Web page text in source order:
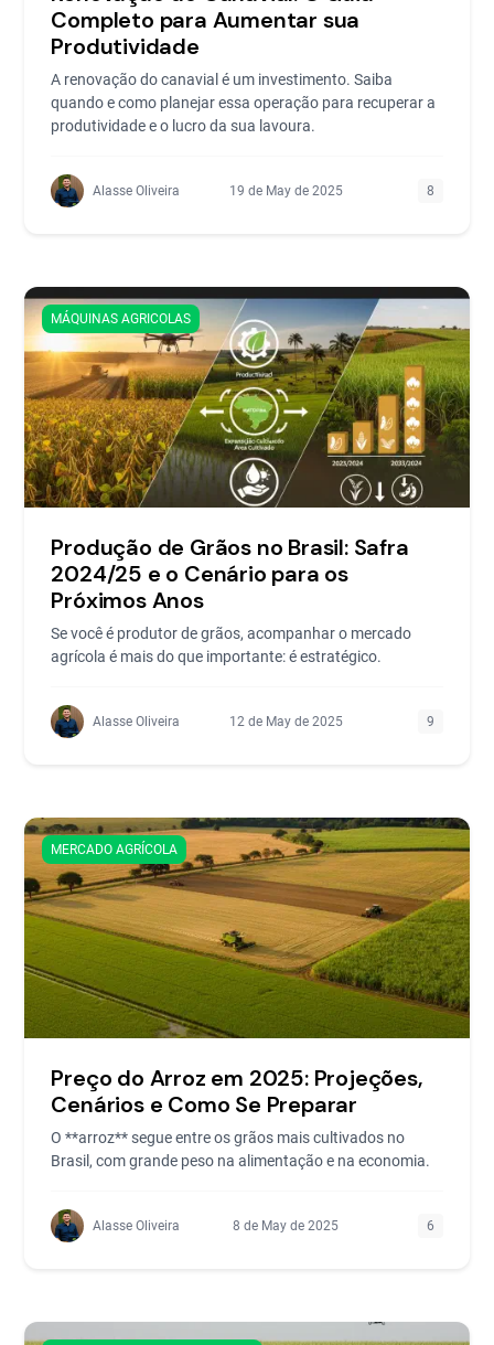
Completo para Aumentar sua
Produtividade
A renovação do canavial é um investimento. Saiba
quando e como planejar essa operação para recuperar a
produtividade e o lucro da sua lavoura.
Alasse Oliveira 19 de May de 2025 8
MÁQUINAS AGRICOLAS
Produção de Grãos no Brasil: Safra
2024/25 e o Cenário para os
Próximos Anos
Se você é produtor de grãos, acompanhar o mercado
agrícola é mais do que importante: é estratégico.
Alasse Oliveira 12 de May de 2025 9
MERCADO AGRÍCOLA
Preço do Arroz em 2025: Projeções,
Cenários e Como Se Preparar
O **arroz** segue entre os grãos mais cultivados no
Brasil, com grande peso na alimentação e na economia.
Alasse Oliveira 8 de May de 2025 6